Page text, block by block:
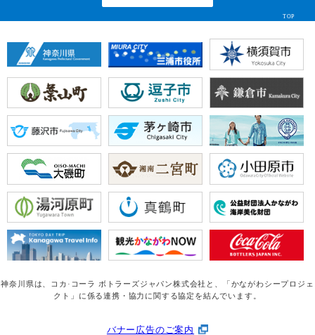
神奈川県は、コカ·コーラ ボトラーズジャパン株式会社と、
「かながわシープロジェ
クト」に係る連携・協力に関する協定を結んでいます。
バナー広告のご案内
TOP